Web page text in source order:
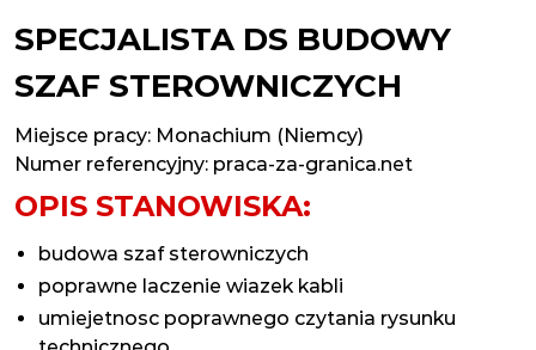
SPECJALISTA DS BUDOWY
SZAF STEROWNICZYCH
Miejsce pracy: Monachium (Niemcy)
Numer referencyjny: praca-za-granica.net
OPIS STANOWISKA:
budowa szaf sterowniczych
poprawne laczenie wiazek kabli
umiejetnosc poprawnego czytania rysunku